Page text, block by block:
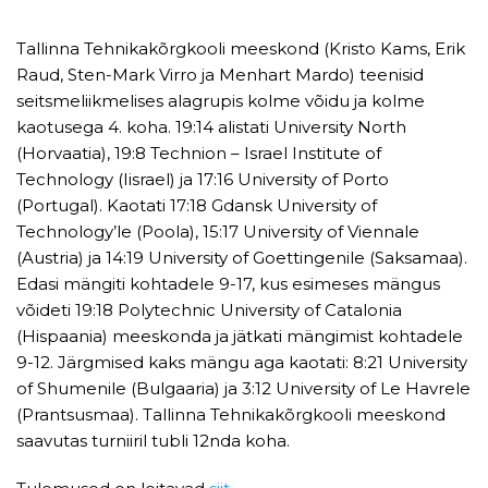
Tallinna Tehnikakõrgkooli meeskond (Kristo Kams, Erik
Raud, Sten-Mark Virro ja Menhart Mardo) teenisid
seitsmeliikmelises alagrupis kolme võidu ja kolme
kaotusega 4. koha. 19:14 alistati University North
(Horvaatia), 19:8 Technion – Israel Institute of
Technology (Iisrael) ja 17:16 University of Porto
(Portugal). Kaotati 17:18 Gdansk University of
Technology’le (Poola), 15:17 University of Viennale
(Austria) ja 14:19 University of Goettingenile (Saksamaa).
Edasi mängiti kohtadele 9-17, kus esimeses mängus
võideti 19:18 Polytechnic University of Catalonia
(Hispaania) meeskonda ja jätkati mängimist kohtadele
9-12. Järgmised kaks mängu aga kaotati: 8:21 University
of Shumenile (Bulgaaria) ja 3:12 University of Le Havrele
(Prantsusmaa). Tallinna Tehnikakõrgkooli meeskond
saavutas turniiril tubli 12nda koha.